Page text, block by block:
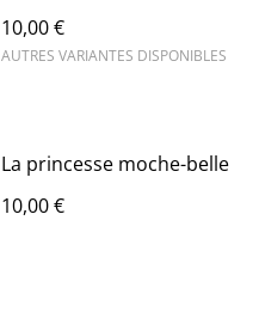
10,00 €
AUTRES VARIANTES DISPONIBLES
La princesse moche-belle
10,00 €